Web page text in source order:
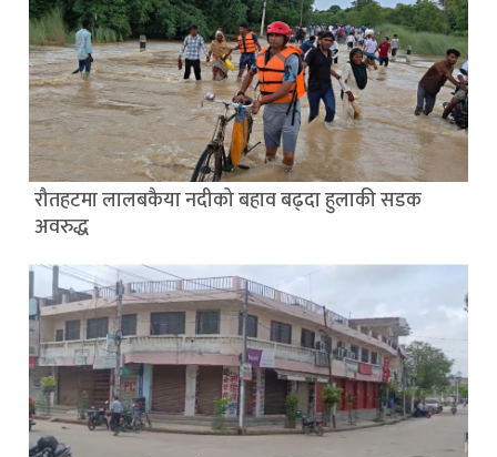
रौतहटमा लालबकैया नदीको बहाव बढ्दा हुलाकी सडक
अवरुद्ध